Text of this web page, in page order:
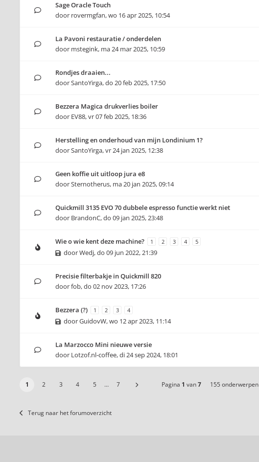
Sage Oracle Touch
door rovermgfan,wo 16 apr 2025, 10:54
La Pavoni restauratie / onderdelen
door mstegink, ma 24 mar 2025, 10:59
Rondjes draaien...
doorSantoYirga,do 20 feb 2025, 17:50
Bezzera Magica drukverlies boiler
door EV88,vr 07 feb 2025, 18:36
Herstelling en onderhoud van mijn Londinium 1?
doorSantoYirga,vr 24 jan 2025, 12:38
Geen koffie uit uitloop jura e8
doorSternotherus, ma 20 jan 2025, 09:14
Quickmill 3135 EVO 70 dubbele espresso functie werkt niet
door BrandonC,do 09 jan 2025, 23:48
Wie o wie kent deze machine? 1 2 3 4 5
doorWedj,do 09 jun 2022, 21:39
Precisie filterbakje in Quickmill 820
doorfob,do 02 nov 2023, 17:26
Bezzera (?) 1 2 3 4
doorGuidovW,wo 12 apr 2023, 11:14
La Marzocco Mini nieuwe versie
door Lotzof.nl-coffee,di 24 sep 2024, 18:01
1 2 3 4 5 … 7 Pagina 1 van7 155 onderwerpen
Terug naar het forumoverzicht